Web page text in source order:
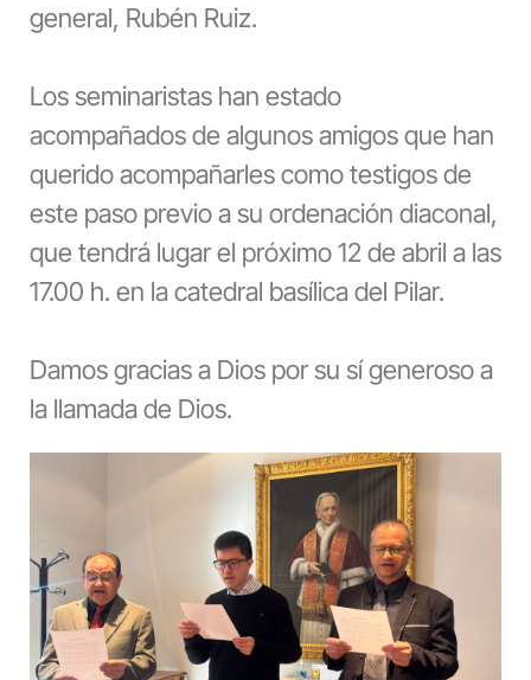
general, Rubén Ruiz.
Los seminaristas han estado
acompañados de algunos amigos que han
querido acompañarles como testigos de
este paso previo a su ordenación diaconal,
que tendrá lugar el próximo 12 de abril a las
17.00 h. en la catedral basílica del Pilar.
Damos gracias a Dios por su sí generoso a
la llamada de Dios.